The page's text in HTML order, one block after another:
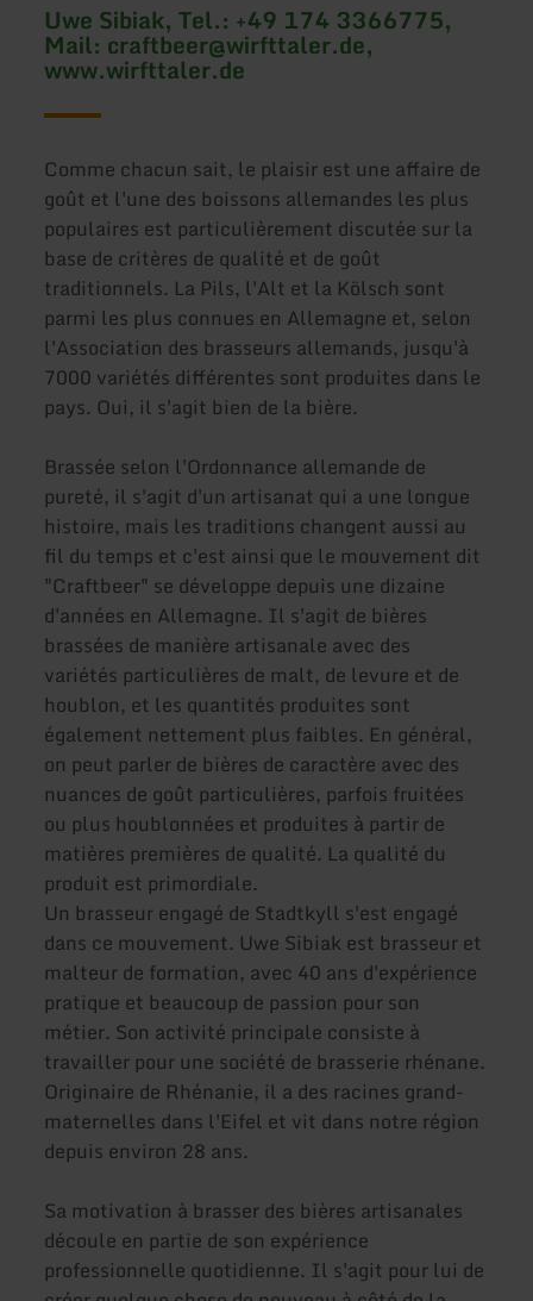
Uwe Sibiak, Tel.: +49 174 3366775,
Mail: craftbeer@wirfttaler.de,
www.wirfttaler.de
Comme chacun sait, le plaisir est une affaire de
goût et l'une des boissons allemandes les plus
populaires est particulièrement discutée sur la
base de critères de qualité et de goût
traditionnels. La Pils, l'Alt et la Kölsch sont
parmi les plus connues en Allemagne et, selon
l'Association des brasseurs allemands, jusqu'à
7000 variétés différentes sont produites dans le
pays. Oui, il s'agit bien de la bière.
Brassée selon l'Ordonnance allemande de
pureté, il s'agit d'un artisanat qui a une longue
histoire, mais les traditions changent aussi au
fil du temps et c'est ainsi que le mouvement dit
"Craftbeer" se développe depuis une dizaine
d'années en Allemagne. Il s'agit de bières
brassées de manière artisanale avec des
variétés particulières de malt, de levure et de
houblon, et les quantités produites sont
également nettement plus faibles. En général,
on peut parler de bières de caractère avec des
nuances de goût particulières, parfois fruitées
ou plus houblonnées et produites à partir de
matières premières de qualité. La qualité du
produit est primordiale.
Un brasseur engagé de Stadtkyll s'est engagé
dans ce mouvement. Uwe Sibiak est brasseur et
malteur de formation, avec 40 ans d'expérience
pratique et beaucoup de passion pour son
métier. Son activité principale consiste à
travailler pour une société de brasserie rhénane.
Originaire de Rhénanie, il a des racines grand-
maternelles dans l'Eifel et vit dans notre région
depuis environ 28 ans.
Sa motivation à brasser des bières artisanales
découle en partie de son expérience
professionnelle quotidienne. Il s'agit pour lui de